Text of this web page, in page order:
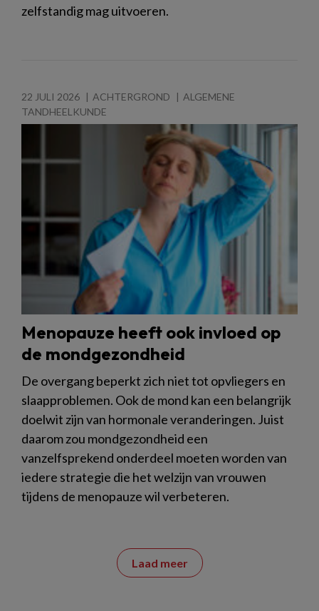
zelfstandig mag uitvoeren.
22 JULI 2026 ACHTERGROND
ALGEMENE
TANDHEELKUNDE
Menopauze heeft ook invloed op
de mondgezondheid
De overgang beperkt zich niet tot opvliegers en
slaapproblemen. Ook de mond kan een belangrijk
doelwit zijn van hormonale veranderingen. Juist
daarom zou mondgezondheid een
vanzelfsprekend onderdeel moeten worden van
iedere strategie die het welzijn van vrouwen
tijdens de menopauze wil verbeteren.
Laad meer